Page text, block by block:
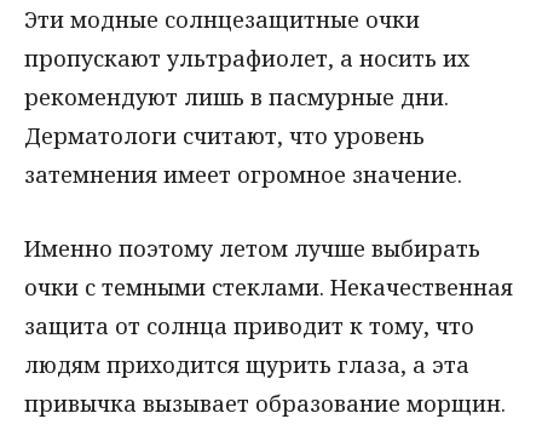
Эти модные солнцезащитные очки
пропускают ультрафиолет, а носить их
рекомендуют лишь в пасмурные дни.
Дерматологи считают, что уровень
затемнения имеет огромное значение.
Именно поэтому летом лучше выбирать
очки с темными стеклами. Некачественная
защита от солнца приводит к тому, что
людям приходится щурить глаза, а эта
привычка вызывает образование морщин.